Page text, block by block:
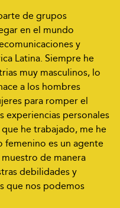
de grupos
en el mundo
y
Latina. Siempre he
muy masculinos, lo
a los hombres
para romper el
experiencias personales
he trabajado, me he
es un agente
de manera
debilidades y
que nos podemos